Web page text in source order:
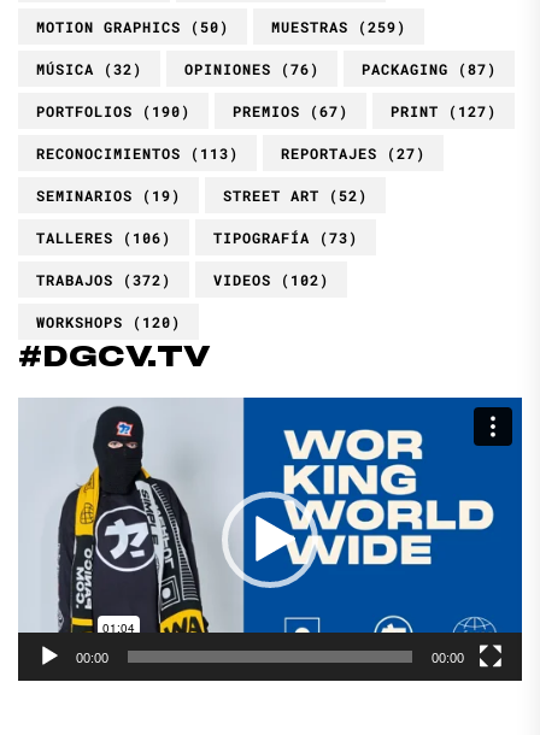
MOTION GRAPHICS (50) MUESTRAS (259)
MÚSICA (32) OPINIONES (76) PACKAGING (87)
PORTFOLIOS (190) PREMIOS (67) PRINT (127)
RECONOCIMIENTOS (113) REPORTAJES (27)
SEMINARIOS (19) STREET ART (52)
TALLERES (106) TIPOGRAFÍA (73)
TRABAJOS (372) VIDEOS (102)
WORKSHOPS (120)
#DGCV.TV
Reproductor
00:00 00:00